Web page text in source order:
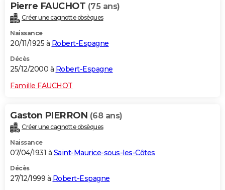
Pierre FAUCHOT (75 ans)
Créer une cagnotte obsèques
Naissance
20/11/1925 à Robert-Espagne
Décès
25/12/2000 à Robert-Espagne
Famille FAUCHOT
Gaston PIERRON (68 ans)
Créer une cagnotte obsèques
Naissance
07/04/1931 à Saint-Maurice-sous-les-Côtes
Décès
27/12/1999 à Robert-Espagne